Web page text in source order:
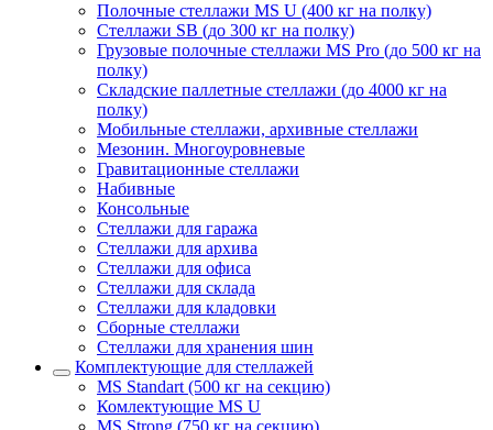
Полочные стеллажи MS U (400 кг на полку)
Стеллажи SB (до 300 кг на полку)
Грузовые полочные стеллажи MS Pro (до 500 кг на
полку)
Складские паллетные стеллажи (до 4000 кг на
полку)
Мобильные стеллажи, архивные стеллажи
Мезонин. Многоуровневые
Гравитационные стеллажи
Набивные
Консольные
Стеллажи для гаража
Стеллажи для архива
Стеллажи для офиса
Стеллажи для склада
Стеллажи для кладовки
Сборные стеллажи
Стеллажи для хранения шин
Комплектующие для стеллажей
MS Standart (500 кг на секцию)
Комлектующие MS U
MS Strong (750 кг на секцию)